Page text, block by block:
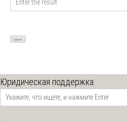
Юридическая поддержка